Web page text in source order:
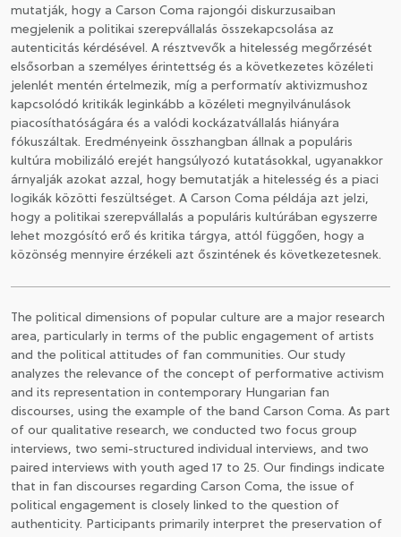
mutatják, hogy a Carson Coma rajongói diskurzusaiban
megjelenik a politikai szerepvállalás összekapcsolása az
autenticitás kérdésével. A résztvevők a hitelesség megőrzését
elsősorban a személyes érintettség és a következetes közéleti
jelenlét mentén értelmezik, míg a performatív aktivizmushoz
kapcsolódó kritikák leginkább a közéleti megnyilvánulások
piacosíthatóságára és a valódi kockázatvállalás hiányára
fókuszáltak. Eredményeink összhangban állnak a populáris
kultúra mobilizáló erejét hangsúlyozó kutatásokkal, ugyanakkor
árnyalják azokat azzal, hogy bemutatják a hitelesség és a piaci
logikák közötti feszültséget. A Carson Coma példája azt jelzi,
hogy a politikai szerepvállalás a populáris kultúrában egyszerre
lehet mozgósító erő és kritika tárgya, attól függően, hogy a
közönség mennyire érzékeli azt őszintének és következetesnek.
The political dimensions of popular culture are a major research
area, particularly in terms of the public engagement of artists
and the political attitudes of fan communities. Our study
analyzes the relevance of the concept of performative activism
and its representation in contemporary Hungarian fan
discourses, using the example of the band Carson Coma. As part
of our qualitative research, we conducted two focus group
interviews, two semi-structured individual interviews, and two
paired interviews with youth aged 17 to 25. Our findings indicate
that in fan discourses regarding Carson Coma, the issue of
political engagement is closely linked to the question of
authenticity. Participants primarily interpret the preservation of